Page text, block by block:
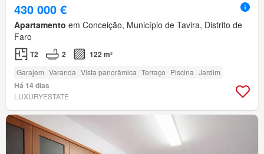
430 000 €
Apartamento em Conceição, Município de Tavira, Distrito de
Faro
T2 2 122 m²
Garajem Varanda Vista panorâmica Terraço Piscina Jardim
Há 14 dias
LUXURYESTATE